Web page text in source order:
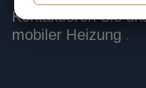
Kontaktieren Sie
mobiler Heizung
MARKETING